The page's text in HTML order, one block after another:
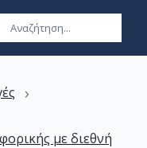
›
με διεθνή